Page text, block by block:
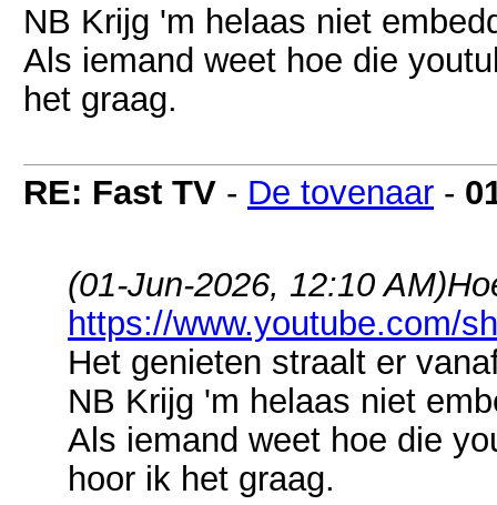
NB Krijg 'm helaas niet
Als iemand weet hoe die
het graag.
RE: Fast TV - De tovenaar -
(01-Jun-2026, 12:10 AM)
https://www.youtube.com/
Het genieten straalt er
NB Krijg 'm helaas niet
Als iemand weet hoe die
hoor ik het graag.